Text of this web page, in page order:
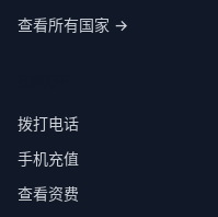
查看所有国家 →
拨打电话
手机充值
查看资费